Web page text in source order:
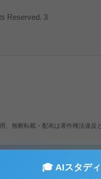
Reserved. 3
、無断転載・配布は著作権法違反
🎓 AIスタデ